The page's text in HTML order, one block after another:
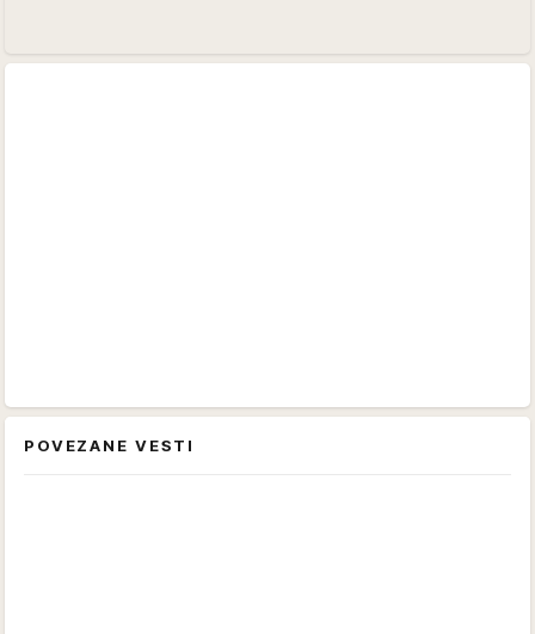
POVEZANE VESTI